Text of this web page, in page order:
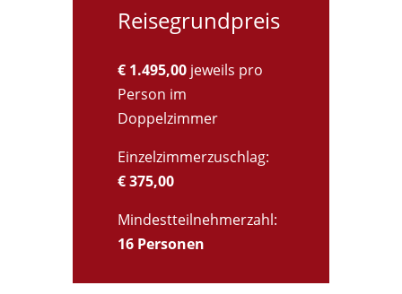
Reisegrundpreis
€ 1.495,00 jeweils pro
Person im
Doppelzimmer
Einzelzimmerzuschlag:
€ 375,00
Mindestteilnehmerzahl:
16 Personen